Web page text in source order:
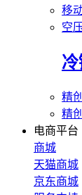
移
空
精
精
电商平台
商城
天猫商城
京东商城